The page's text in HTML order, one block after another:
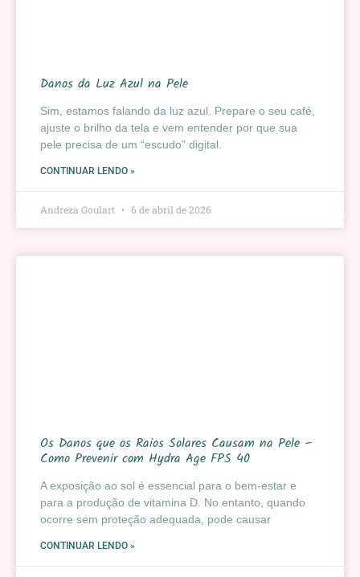
Danos da Luz Azul na Pele
Sim, estamos falando da luz azul. Prepare o seu café,
ajuste o brilho da tela e vem entender por que sua
pele precisa de um “escudo” digital.
CONTINUAR LENDO »
Andreza Goulart 6 de abril de 2026
Os Danos que os Raios Solares Causam na Pele –
Como Prevenir com Hydra Age FPS 40
A exposição ao sol é essencial para o bem-estar e
para a produção de vitamina D. No entanto, quando
ocorre sem proteção adequada, pode causar
CONTINUAR LENDO »